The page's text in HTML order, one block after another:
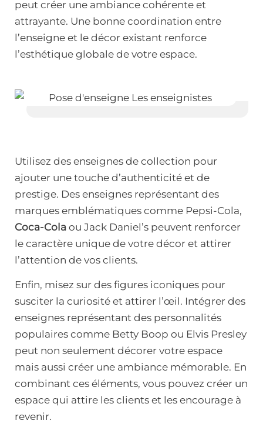
peut créer une ambiance cohérente et
attrayante. Une bonne coordination entre
l’enseigne et le décor existant renforce
l’esthétique globale de votre espace.
Utilisez des enseignes de collection pour
ajouter une touche d’authenticité et de
prestige. Des enseignes représentant des
marques emblématiques comme Pepsi-Cola,
Coca-Cola ou Jack Daniel’s peuvent renforcer
le caractère unique de votre décor et attirer
l’attention de vos clients.
Enfin, misez sur des figures iconiques pour
susciter la curiosité et attirer l’œil. Intégrer des
enseignes représentant des personnalités
populaires comme Betty Boop ou Elvis Presley
peut non seulement décorer votre espace
mais aussi créer une ambiance mémorable. En
combinant ces éléments, vous pouvez créer un
espace qui attire les clients et les encourage à
revenir.